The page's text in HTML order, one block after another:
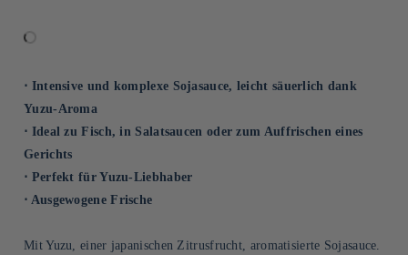
⋅ Intensive und komplexe Sojasauce, leicht säuerlich dank
Yuzu-Aroma
⋅ Ideal zu Fisch, in Salatsaucen oder zum Auffrischen eines
Gerichts
⋅ Perfekt für Yuzu-Liebhaber
⋅ Ausgewogene Frische
Mit Yuzu, einer japanischen Zitrusfrucht, aromatisierte Sojasauce.